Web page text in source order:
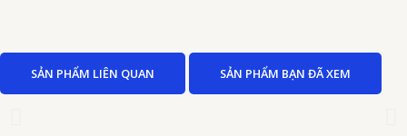
SẢN PHẨM LIÊN QUAN SẢN PHẨM BẠN ĐÃ XEM